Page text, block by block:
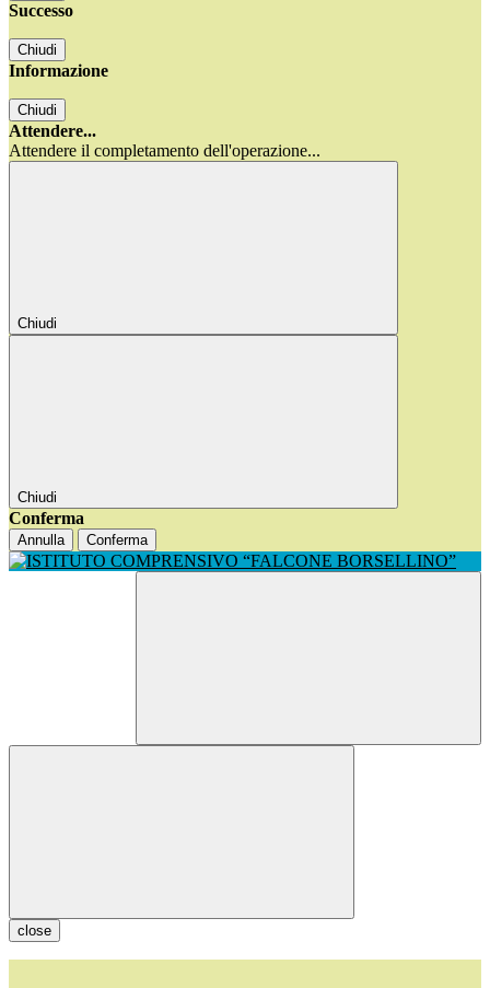
Successo
Chiudi
Informazione
Chiudi
Attendere...
Attendere il completamento dell'operazione...
Chiudi
Chiudi
Conferma
Annulla Conferma
close